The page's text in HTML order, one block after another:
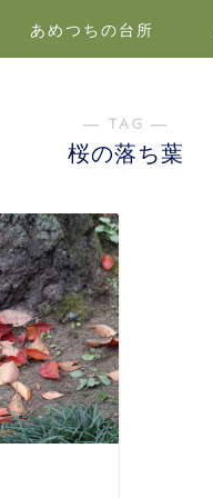
あめつちの台所
― TAG ―
桜の落ち葉